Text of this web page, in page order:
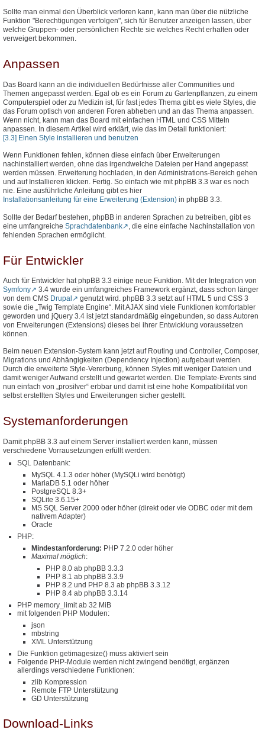
Sollte man einmal den Überblick verloren kann, kann man über die nützliche
Funktion "Berechtigungen verfolgen", sich für Benutzer anzeigen lassen, über
welche Gruppen- oder persönlichen Rechte sie welches Recht erhalten oder
verweigert bekommen.
Anpassen
Das Board kann an die individuellen Bedürfnisse aller Communities und
Themen angepasst werden. Egal ob es ein Forum zu Gartenpflanzen, zu einem
Computerspiel oder zu Medizin ist, für fast jedes Thema gibt es viele Styles, die
das Forum optisch von anderen Foren abheben und an das Thema anpassen.
Wenn nicht, kann man das Board mit einfachen HTML und CSS Mitteln
anpassen. In diesem Artikel wird erklärt, wie das im Detail funktioniert:
[3.3] Einen Style installieren und benutzen
Wenn Funktionen fehlen, können diese einfach über Erweiterungen
nachinstalliert werden, ohne das irgendwelche Dateien per Hand angepasst
werden müssen. Erweiterung hochladen, in den Administrations-Bereich gehen
und auf Installieren klicken. Fertig. So einfach wie mit phpBB 3.3 war es noch
nie. Eine ausführliche Anleitung gibt es hier
Installationsanleitung für eine Erweiterung (Extension) in phpBB 3.3.
Sollte der Bedarf bestehen, phpBB in anderen Sprachen zu betreiben, gibt es
eine umfangreiche Sprachdatenbank
, die eine einfache Nachinstallation von
fehlenden Sprachen ermöglicht.
Für Entwickler
Auch für Entwickler hat phpBB 3.3 einige neue Funktion. Mit der Integration von
Symfony
3.4 wurde ein umfangreiches Framework ergänzt, dass schon länger
von dem CMS Drupal
genutzt wird. phpBB 3.3 setzt auf HTML 5 und CSS 3
sowie die „Twig Template Engine“. Mit AJAX sind viele Funktionen komfortabler
geworden und jQuery 3.4 ist jetzt standardmäßig eingebunden, so dass Autoren
von Erweiterungen (Extensions) dieses bei ihrer Entwicklung voraussetzen
können.
Beim neuen Extension-System kann jetzt auf Routing und Controller, Composer,
Migrations und Abhängigkeiten (Dependency Injection) aufgebaut werden.
Durch die erweiterte Style-Vererbung, können Styles mit weniger Dateien und
damit weniger Aufwand erstellt und gewartet werden. Die Template-Events sind
nun einfach von „prosilver“ erbbar und damit ist eine hohe Kompatibilität von
selbst erstellten Styles und Erweiterungen sicher gestellt.
Systemanforderungen
Damit phpBB 3.3 auf einem Server installiert werden kann, müssen
verschiedene Vorrausetzungen erfüllt werden:
SQL Datenbank:
MySQL 4.1.3 oder höher (MySQLi wird benötigt)
MariaDB 5.1 oder höher
PostgreSQL 8.3+
SQLite 3.6.15+
MS SQL Server 2000 oder höher (direkt oder vie ODBC oder mit dem
nativem Adapter)
Oracle
PHP:
Mindestanforderung: PHP 7.2.0 oder höher
Maximal möglich:
PHP 8.0 ab phpBB 3.3.3
PHP 8.1 ab phpBB 3.3.9
PHP 8.2 und PHP 8.3 ab phpBB 3.3.12
PHP 8.4 ab phpBB 3.3.14
PHP memory_limit ab 32 MiB
mit folgenden PHP Modulen:
json
mbstring
XML Unterstützung
Die Funktion getimagesize() muss aktiviert sein
Folgende PHP-Module werden nicht zwingend benötigt, ergänzen
allerdings verschiedene Funktionen:
zlib Kompression
Remote FTP Unterstützung
GD Unterstützung
Download-Links